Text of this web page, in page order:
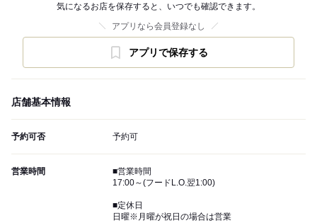
気になるお店を保存すると、いつでも確認できます。
アプリなら会員登録なし
アプリで保存する
店舗基本情報
予約可否 予約可
営業時間
■営業時間
17:00～(フードL.O.翌1:00)
■定休日
日曜※月曜が祝日の場合は営業